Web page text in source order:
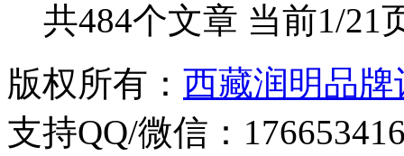
共484个文章 当前1/21
版权所有： 西藏润明品
支持QQ/微信：